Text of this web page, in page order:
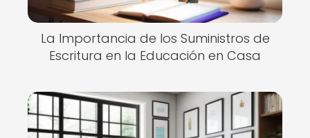
La Importancia de los Suministros de
Escritura en la Educación en Casa